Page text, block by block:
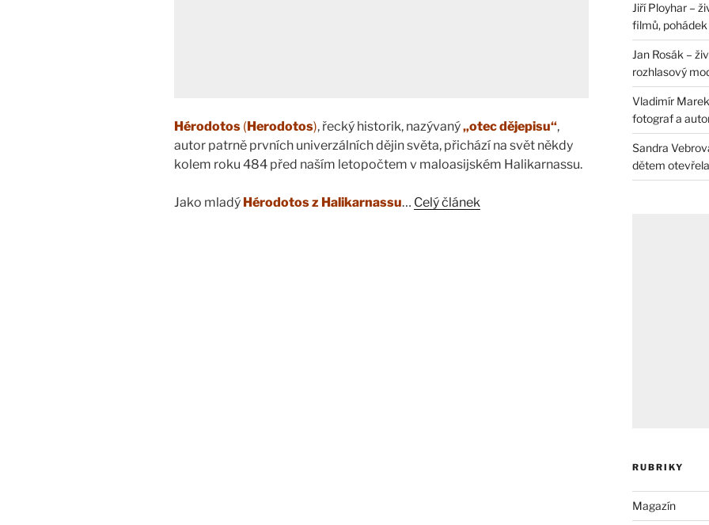
Hérodotos (Herodotos), řecký historik, nazývaný„otec dějepisu“,
autor patrně prvních univerzálních dějin světa, přichází na svět někdy
kolem roku 484 před naším letopočtem v maloasijském Halikarnassu.
Jako mladý Hérodotos z Halikarnassu… Celý článek
Jiří Ployhar –
filmů, pohádek
Jan Rosák –
rozhlasový
Vladimír
fotograf a
Sandra
dětem
RUBRIKY
Magazín